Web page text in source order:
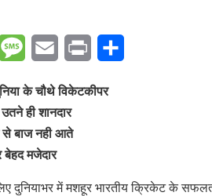
WhatsAppMessageEmail Print
के चौथे विकेटकीपर
ही शानदार
से बाज नही आते
मजेदार
में मशहूर भारतीय क्रिकेट के